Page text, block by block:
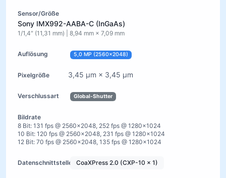
Sony IMX992-AABA-C (InGaAs)
1/1,4″ (11,31 mm) | 8,94 mm × 7,09 mm
5,0 MP (2560×2048)
3,45 µm × 3,45 µm
Global-Shutter
8 Bit: 131 fps @ 2560×2048, 252 fps @ 1280×1024
10 Bit: 120 fps @ 2560×2048, 231 fps @ 1280×1024
12 Bit: 70 fps @ 2560×2048, 135 fps @ 1280×1024
CoaXPress 2.0 (CXP-10 x 1)